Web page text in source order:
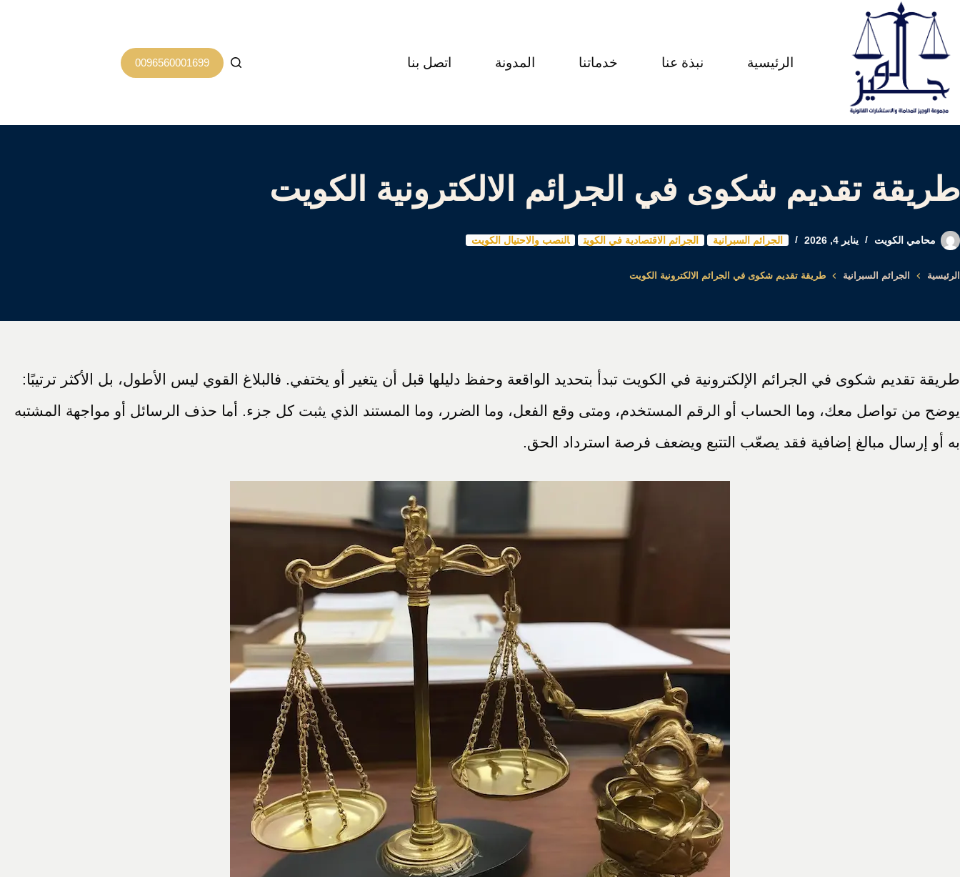
التجاوز
إلى
المحتوى
الرئيسية نبذة عنا خدماتنا المدونة اتصل بنا 0096560001699
طريقة تقديم شكوى في الجرائم الالكترونية الكويت
محامي الكويت يناير 4, 2026 الجرائم السبرانية الجرائم الاقتصادية في الكويت النصب والاحتيال الكويت
الرئيسية الجرائم السبرانية طريقة تقديم شكوى في الجرائم الالكترونية الكويت
طريقة تقديم شكوى في الجرائم الإلكترونية في الكويت تبدأ بتحديد الواقعة وحفظ دليلها قبل أن يتغير أو يختفي. فالبلاغ القوي ليس الأطول، بل الأكثر ترتيبًا:
يوضح من تواصل معك، وما الحساب أو الرقم المستخدم، ومتى وقع الفعل، وما الضرر، وما المستند الذي يثبت كل جزء. أما حذف الرسائل أو مواجهة المشتبه
به أو إرسال مبالغ إضافية فقد يصعّب التتبع ويضعف فرصة استرداد الحق.